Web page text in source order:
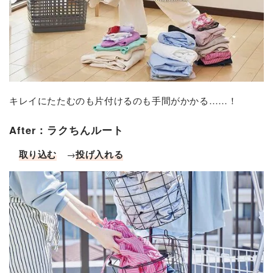
キレイにたたむのも片付けるのも手間がかかる……！
After：ラクちんルート
取り込む →投げ入れる